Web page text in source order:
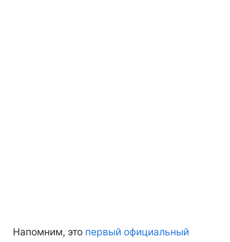
Напомним, это первый официальный